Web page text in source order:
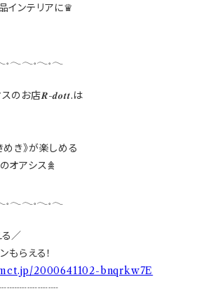
インテリアに♛
のお店𝑹-𝒅𝒐𝒕𝒕.は
めき》が楽しめる
オアシス𖠰
／
らえる！
2000641102-bnqrkw7E